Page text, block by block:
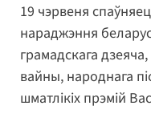
19 чэрвеня
нараджэння
грамадскага
вайны, народнага
шматлікіх прэмій